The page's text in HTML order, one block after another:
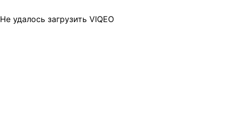
Не удалось загрузить VIQEO